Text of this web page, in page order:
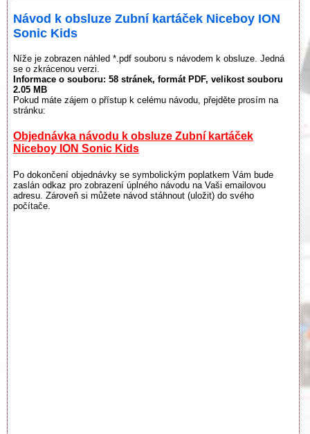
Návod k obsluze Zubní kartáček Niceboy ION
Sonic Kids
Níže je zobrazen náhled *.pdf souboru s návodem k obsluze. Jedná
se o zkrácenou verzi.
Informace o souboru: 58 stránek, formát PDF, velikost souboru
2.05 MB
Pokud máte zájem o přístup k celému návodu, přejděte prosím na
stránku:
Objednávka návodu k obsluze Zubní kartáček
Niceboy ION Sonic Kids
Po dokončení objednávky se symbolickým poplatkem Vám bude
zaslán odkaz pro zobrazení úplného návodu na Vaši emailovou
adresu. Zároveň si můžete návod stáhnout (uložit) do svého
počítače.